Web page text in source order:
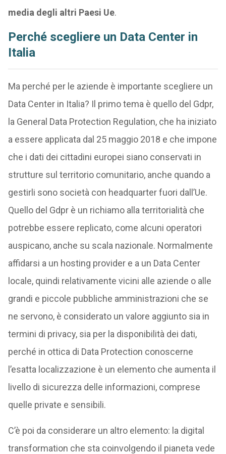
media degli altri Paesi Ue.
Perché scegliere un Data Center in
Italia
Ma perché per le aziende è importante scegliere un
Data Center in Italia? Il primo tema è quello del Gdpr,
la General Data Protection Regulation, che ha iniziato
a essere applicata dal 25 maggio 2018 e che impone
che i dati dei cittadini europei siano conservati in
strutture sul territorio comunitario, anche quando a
gestirli sono società con headquarter fuori dall’Ue.
Quello del Gdpr è un richiamo alla territorialità che
potrebbe essere replicato, come alcuni operatori
auspicano, anche su scala nazionale. Normalmente
affidarsi a un hosting provider e a un Data Center
locale, quindi relativamente vicini alle aziende o alle
grandi e piccole pubbliche amministrazioni che se
ne servono, è considerato un valore aggiunto sia in
termini di privacy, sia per la disponibilità dei dati,
perché in ottica di Data Protection conoscerne
l’esatta localizzazione è un elemento che aumenta il
livello di sicurezza delle informazioni, comprese
quelle private e sensibili.
C’è poi da considerare un altro elemento: la digital
transformation che sta coinvolgendo il pianeta vede